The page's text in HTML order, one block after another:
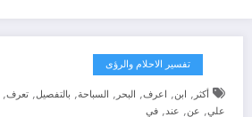
تفسير الاحلام والرؤى
أكثر , ابن, اعرف, البحر , السباحة, بالتفصيل, تعرف,
علي, عن, عند, في